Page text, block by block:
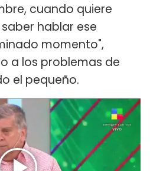
cuando quiere
hablar ese
momento",
a los problemas de
el pequeño.